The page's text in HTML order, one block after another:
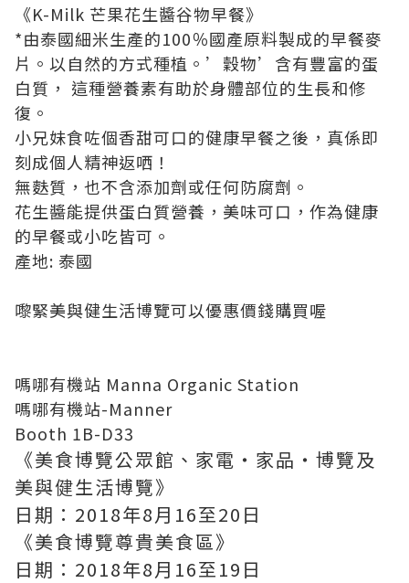
《K-Milk 芒果花生醬谷物早餐》
*由泰國細米生產的100％國產原料製成的早餐麥
片。以自然的方式種植。’穀物’含有豐富的蛋
白質， 這種營養素有助於身體部位的生長和修
復。
小兄妹食咗個香甜可口的健康早餐之後，真係即
刻成個人精神返哂！
無麩質，也不含添加劑或任何防腐劑。
花生醬能提供蛋白質營養，美味可口，作為健康
的早餐或小吃皆可。
產地: 泰國
嚟緊美與健生活博覽可以優惠價錢購買喔
嗎哪有機站 Manna Organic Station
嗎哪有機站-Manner
Booth 1B-D33
《美食博覽公眾館、家電‧家品‧博覽及
美與健生活博覽》
日期：2018年8月16至20日
《美食博覽尊貴美食區》
日期：2018年8月16至19日